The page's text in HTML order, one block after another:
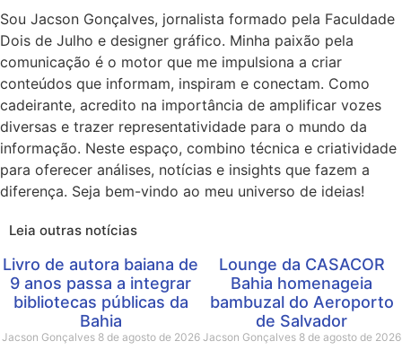
Sou Jacson Gonçalves, jornalista formado pela Faculdade
Dois de Julho e designer gráfico. Minha paixão pela
comunicação é o motor que me impulsiona a criar
conteúdos que informam, inspiram e conectam. Como
cadeirante, acredito na importância de amplificar vozes
diversas e trazer representatividade para o mundo da
informação. Neste espaço, combino técnica e criatividade
para oferecer análises, notícias e insights que fazem a
diferença. Seja bem-vindo ao meu universo de ideias!
Leia outras notícias
Livro de autora baiana de
9 anos passa a integrar
bibliotecas públicas da
Bahia
Jacson Gonçalves 8 de agosto de 2026
Lounge da CASACOR
Bahia homenageia
bambuzal do Aeroporto
de Salvador
Jacson Gonçalves 8 de agosto de 2026